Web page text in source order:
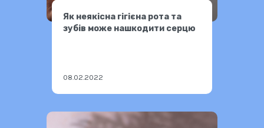
Як неякісна гігієна рота та
зубів може нашкодити серцю
08.02.2022